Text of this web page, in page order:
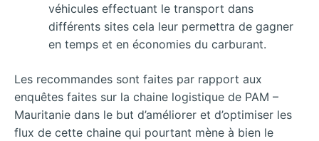
véhicules effectuant le transport dans
différents sites cela leur permettra de gagner
en temps et en économies du carburant.
Les recommandes sont faites par rapport aux
enquêtes faites sur la chaine logistique de PAM –
Mauritanie dans le but d’améliorer et d’optimiser les
flux de cette chaine qui pourtant mène à bien le